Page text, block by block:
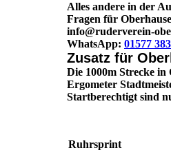
Alles andere in der
Fragen für
info@ruderverein-
WhatsApp: 01577
Zusatz für
Die 1000m Strecke in
Ergometer
Startberechtigt sind
Ruhrsprint